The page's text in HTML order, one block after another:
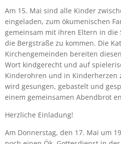
Am 15. Mai sind alle Kinder
eingeladen, zum ökumenischen
gemeinsam mit ihren Eltern in die
die Bergstraße zu kommen. Die
Kirchengemeinden bereiten
Wort kindgerecht und auf
Kinderohren und in Kinderherzen
wird gesungen, gebastelt und
einem gemeinsamen Abendbrot
Herzliche Einladung!
Am Donnerstag, den 17. Mai um